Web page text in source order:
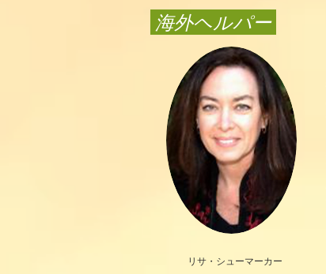
​ 海外ヘルパー
リサ・シューマーカー